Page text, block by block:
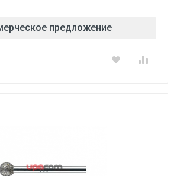
предложение